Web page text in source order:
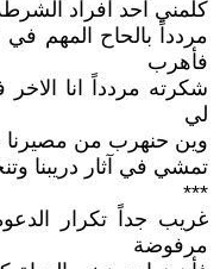
كلمني احد افراد
مردداً بالحاح المهم في
فأهرب
شكرته مردداً انا
لي
وين حنهرب من مصيرنا
تمشي في آثار دريبنا
***
غريب جداً تكرار
مرفوضة